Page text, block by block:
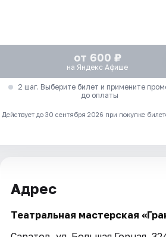
от 600 ₽
на Яндекс Афише
2 шаг. Выберите билет и примените
до оплаты
Действует до 30 сентября 2026 при покупке
Адрес
Театральная мастерская